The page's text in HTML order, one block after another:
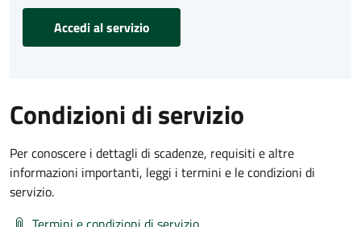
Accedi al servizio
Condizioni di servizio
Per conoscere i dettagli di scadenze, requisiti e altre
informazioni importanti, leggi i termini e le condizioni di
servizio.